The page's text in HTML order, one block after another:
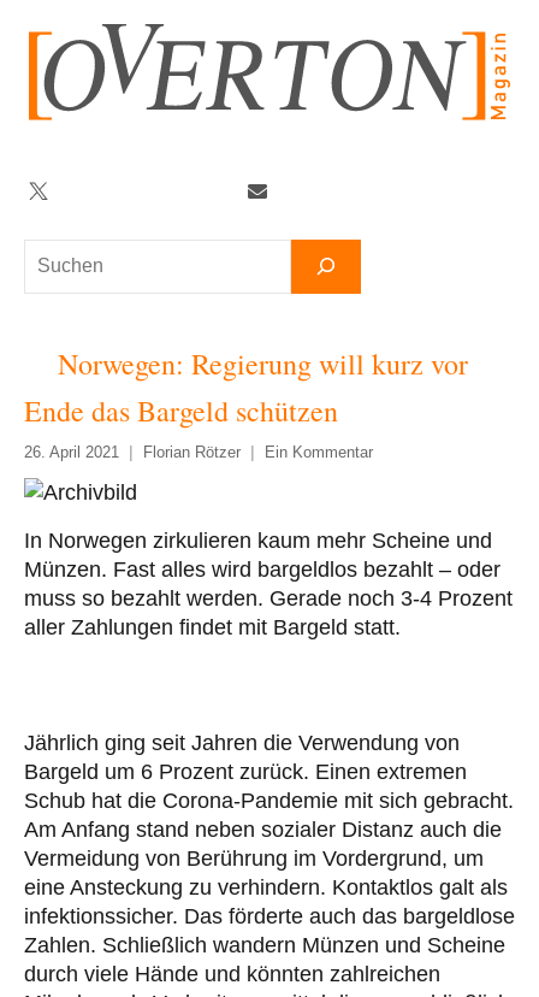
springen
Suchen
Twitter
Norwegen: Regierung will kurz vor
Ende das Bargeld schützen
26. April 2021 Florian Rötzer Ein Kommentar
In Norwegen zirkulieren kaum mehr Scheine und
Münzen. Fast alles wird bargeldlos bezahlt – oder
muss so bezahlt werden. Gerade noch 3-4 Prozent
aller Zahlungen findet mit Bargeld statt.
Jährlich ging seit Jahren die Verwendung von
Bargeld um 6 Prozent zurück. Einen extremen
Schub hat die Corona-Pandemie mit sich gebracht.
Am Anfang stand neben sozialer Distanz auch die
Vermeidung von Berührung im Vordergrund, um
eine Ansteckung zu verhindern. Kontaktlos galt als
infektionssicher. Das förderte auch das bargeldlose
Zahlen. Schließlich wandern Münzen und Scheine
durch viele Hände und könnten zahlreichen